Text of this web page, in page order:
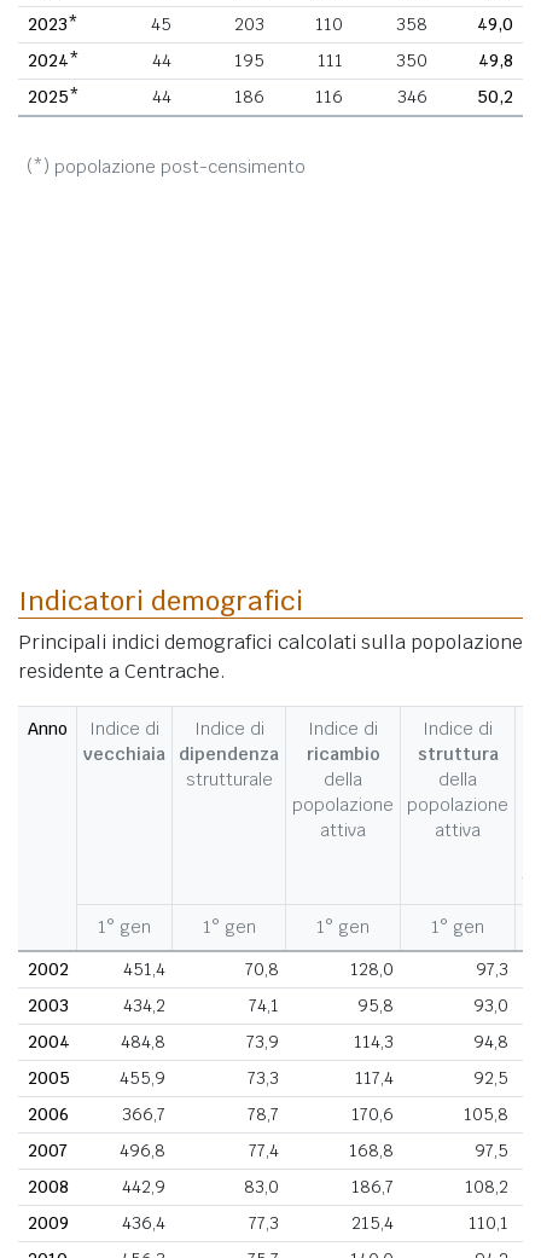
2023*
45 203 110 358
49,0
2024*
44 195 111 350
49,8
2025*
44 186 116 346 50,2
(*) popolazione post-censimento
Indicatori demografici
Principali indici demografici calcolati sulla popolazione
residente a Centrache.
Anno
Indice di
vecchiaia
Indice di
dipendenza
strutturale
Indice di
ricambio
della
popolazione
attiva
Indice di
struttura
della
popolazione
attiva
1° gen 1° gen 1° gen 1° gen
2002
451,4 70,8 128,0
97,3
2003
434,2 74,1 95,8
93,0
2004
484,8 73,9 114,3
94,8
2005
455,9 73,3 117,4
92,5
2006
366,7 78,7 170,6
105,8
2007
496,8 77,4 168,8
97,5
2008
442,9 83,0 186,7
108,2
2009
436,4 77,3 215,4
110,1